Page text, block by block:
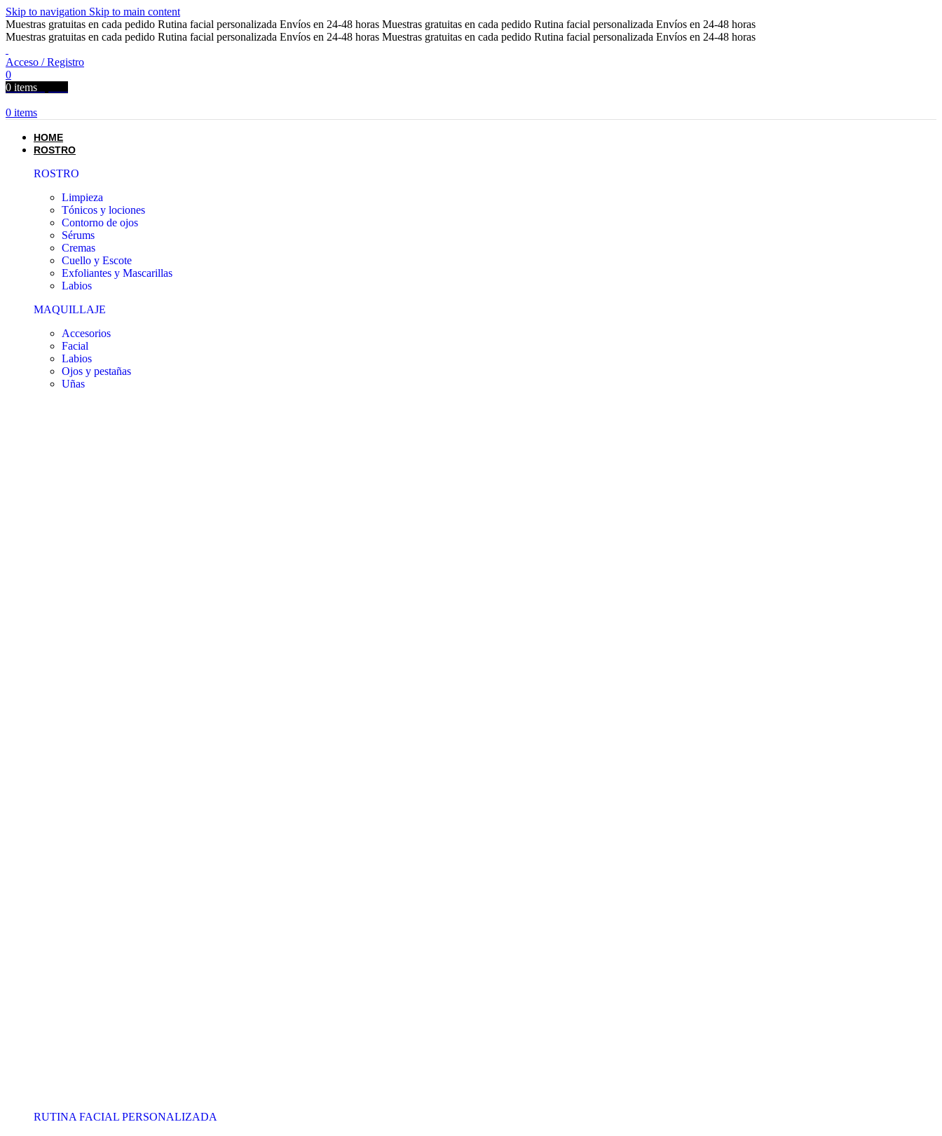
Skip to navigation Skip to main content
Muestras gratuitas en cada pedido Rutina facial personalizada Envíos en 24-48 horas Muestras gratuitas en cada pedido Rutina facial personalizada Envíos en 24-48 horas
Muestras gratuitas en cada pedido Rutina facial personalizada Envíos en 24-48 horas Muestras gratuitas en cada pedido Rutina facial personalizada Envíos en 24-48 horas
Acceso / Registro
0
0 items
0 items
HOME
ROSTRO
ROSTRO
Limpieza
Tónicos y lociones
Contorno de ojos
Sérums
Cremas
Cuello y Escote
Exfoliantes y Mascarillas
Labios
MAQUILLAJE
Accesorios
Facial
Labios
Ojos y pestañas
Uñas
RUTINA FACIAL PERSONALIZADA